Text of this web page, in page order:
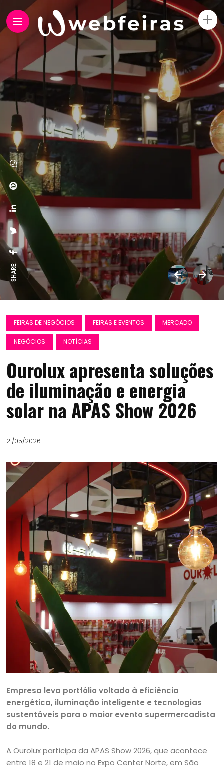
SHARE:
FEIRAS DE NEGÓCIOS FEIRAS E EVENTOS MERCADO
NEGÓCIOS NOTÍCIAS
Ourolux apresenta soluções
de iluminação e energia
solar na APAS Show 2026
21/05/2026
Empresa leva portfólio voltado à eficiência
energética, iluminação inteligente e tecnologias
sustentáveis para o maior evento supermercadista
do mundo.
A Ourolux participa da APAS Show 2026, que acontece
entre 18 e 21 de maio no Expo Center Norte, em São